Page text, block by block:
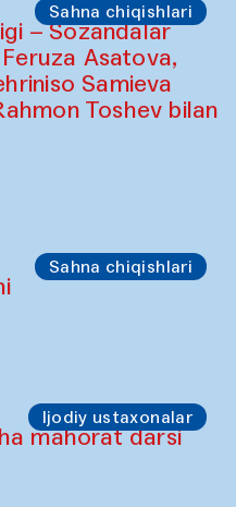
Sahna chiqishlari
– Sozandalar
Asatova,
Samieva
Toshev bilan
Sahna chiqishlari
Ijodiy ustaxonalar
mahorat darsi